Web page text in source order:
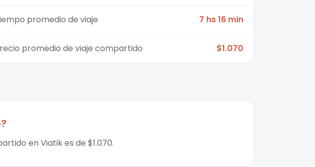
promedio de viaje 7 hs 16 min
promedio de viaje compartido $1.070
?
en Viatik es de $1.070.